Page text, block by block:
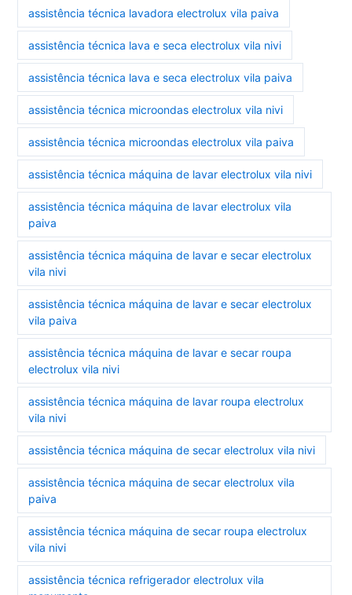
assistência técnica lavadora electrolux vila paiva
assistência técnica lava e seca electrolux vila nivi
assistência técnica lava e seca electrolux vila paiva
assistência técnica microondas electrolux vila nivi
assistência técnica microondas electrolux vila paiva
assistência técnica máquina de lavar electrolux vila nivi
assistência técnica máquina de lavar electrolux vila
paiva
assistência técnica máquina de lavar e secar electrolux
vila nivi
assistência técnica máquina de lavar e secar electrolux
vila paiva
assistência técnica máquina de lavar e secar roupa
electrolux vila nivi
assistência técnica máquina de lavar roupa electrolux
vila nivi
assistência técnica máquina de secar electrolux vila nivi
assistência técnica máquina de secar electrolux vila
paiva
assistência técnica máquina de secar roupa electrolux
vila nivi
assistência técnica refrigerador electrolux vila